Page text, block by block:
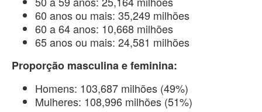
60 anos ou mais: 35,249 milhões
60 a 64 anos: 10,668 milhões
65 anos ou mais: 24,581 milhões
Proporção masculina e feminina:
Homens: 103,687 milhões (49%)
Mulheres: 108,996 milhões (51%)